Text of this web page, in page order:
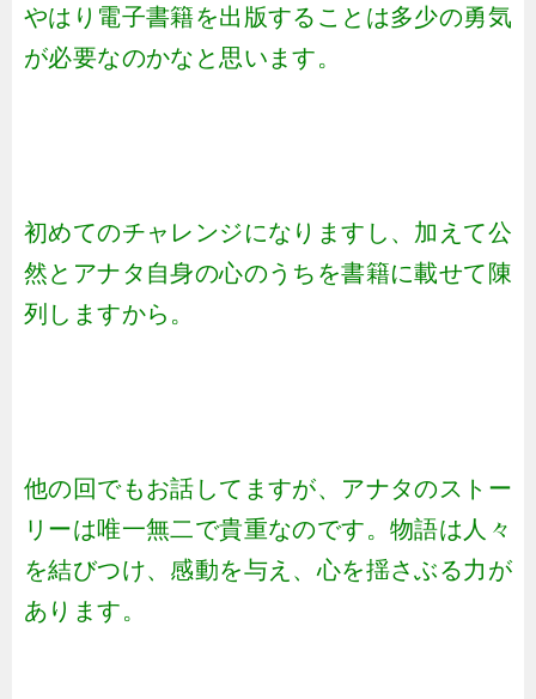
やはり電子書籍を出版することは多少の勇気
が必要なのかなと思います。
初めてのチャレンジになりますし、加えて公
然とアナタ自身の心のうちを書籍に載せて陳
列しますから。
他の回でもお話してますが、アナタのストー
リーは唯一無二で貴重なのです。物語は人々
を結びつけ、感動を与え、心を揺さぶる力が
あります。